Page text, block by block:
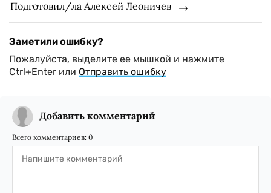
Подготовил/ла Алексей Леоничев
Заметили ошибку?
Пожалуйста, выделите ее мышкой и нажмите
Ctrl+Enter или Отправить ошибку
Добавить комментарий
Всего комментариев: 0